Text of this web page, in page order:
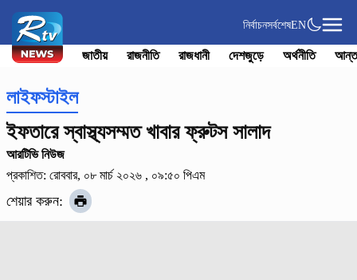
নির্বাচনসর্বশেষEN
জাতীয় রাজনীতি রাজধানী দেশজুড়ে অর্থনীতি
লাইফস্টাইল
ইফতারে স্বাস্থ্যসম্মত খাবার ফ্রুটস সালাদ
আরটিভি নিউজ
প্রকাশিত: রোববার, ০৮ মার্চ ২০২৬ , ০৯:৫০ পিএম
শেয়ার করুন: